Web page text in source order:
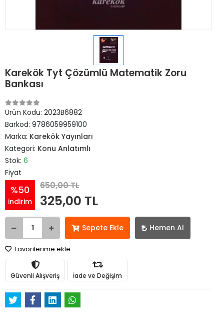
Karekök Tyt Çözümlü Matematik Zoru
Bankası
Ürün Kodu: 2023B6882
Barkod: 9786059959100
Marka: Karekök Yayınları
Kategori: Konu Anlatımlı
Stok: 6
Fiyat
%50
indirim
650,00 TL
325,00 TL
Sepete Ekle Hemen Al
Favorilerime ekle
Güvenli Alışveriş İade ve Değişim